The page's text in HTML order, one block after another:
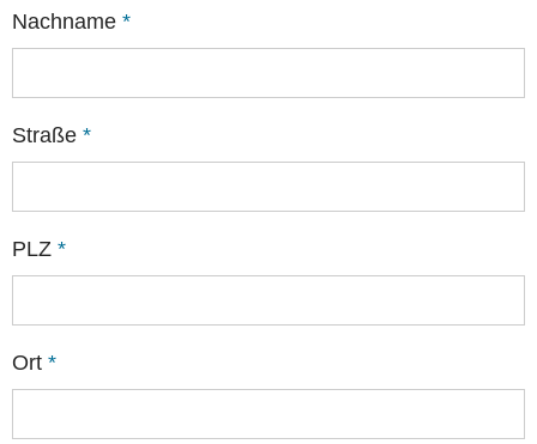
Nachname *
Straße *
PLZ *
Ort *